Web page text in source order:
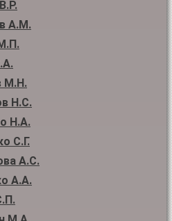
А.М.
М.Н.
Н.С.
Н.А.
С.Г.
А.С.
А.А.